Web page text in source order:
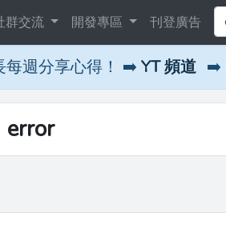
群交流 開發專區 刊登廣告
每週分享心得！ ➡️ YT 頻道 ➡️
error